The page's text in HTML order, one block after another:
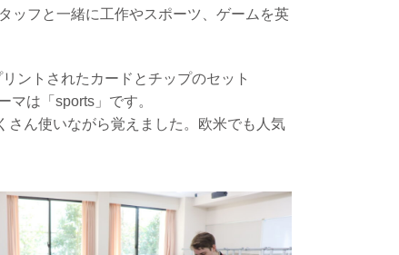
ッフと一緒に工作やスポーツ、ゲームを英
ントされたカードとチップのセット
マは「sports」です。
さん使いながら覚えました。欧米でも人気